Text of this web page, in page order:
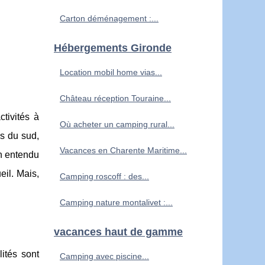
à
du sud,
entendu
Mais,
sont
Carton déménagement :...
Hébergements Gironde
Location mobil home vias...
Château réception Touraine...
Où acheter un camping rural...
Vacances en Charente Maritime...
Camping roscoff : des...
Camping nature montalivet :...
vacances haut de gamme
Camping avec piscine...